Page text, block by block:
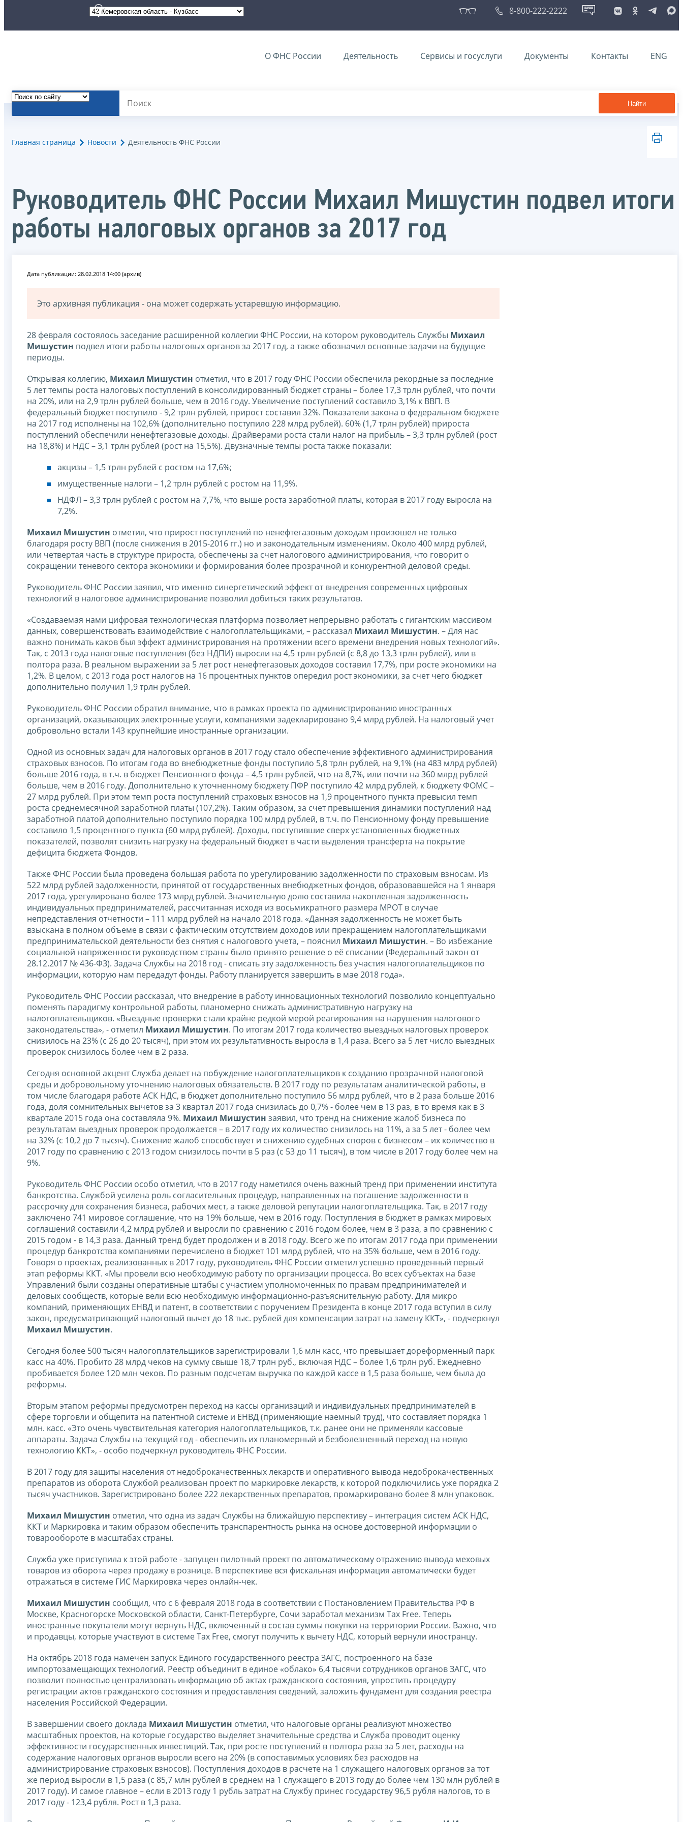
8-800-222-2222
О ФНС России Деятельность Сервисы и госуслуги Документы Контакты ENG
Найти
Главная страница Новости Деятельность ФНС России
Руководитель ФНС России Михаил Мишустин подвел итоги
работы налоговых органов за 2017 год
Дата публикации: 28.02.2018 14:00 (архив)
Это архивная публикация - она может содержать устаревшую информацию.
28 февраля состоялось заседание расширенной коллегии ФНС России, на котором руководитель Службы Михаил
Мишустин подвел итоги работы налоговых органов за 2017 год, а также обозначил основные задачи на будущие
периоды.
Открывая коллегию, Михаил Мишустин отметил, что в 2017 году ФНС России обеспечила рекордные за последние
5 лет темпы роста налоговых поступлений в консолидированный бюджет страны – более 17,3 трлн рублей, что почти
на 20%, или на 2,9 трлн рублей больше, чем в 2016 году. Увеличение поступлений составило 3,1% к ВВП. В
федеральный бюджет поступило - 9,2 трлн рублей, прирост составил 32%. Показатели закона о федеральном бюджете
на 2017 год исполнены на 102,6% (дополнительно поступило 228 млрд рублей). 60% (1,7 трлн рублей) прироста
поступлений обеспечили ненефтегазовые доходы. Драйверами роста стали налог на прибыль – 3,3 трлн рублей (рост
на 18,8%) и НДС – 3,1 трлн рублей (рост на 15,5%). Двузначные темпы роста также показали:
акцизы – 1,5 трлн рублей с ростом на 17,6%;
имущественные налоги – 1,2 трлн рублей с ростом на 11,9%.
НДФЛ – 3,3 трлн рублей с ростом на 7,7%, что выше роста заработной платы, которая в 2017 году выросла на
7,2%.
Михаил Мишустин отметил, что прирост поступлений по ненефтегазовым доходам произошел не только
благодаря росту ВВП (после снижения в 2015-2016 гг.) но и законодательным изменениям. Около 400 млрд рублей,
или четвертая часть в структуре прироста, обеспечены за счет налогового администрирования, что говорит о
сокращении теневого сектора экономики и формирования более прозрачной и конкурентной деловой среды.
Руководитель ФНС России заявил, что именно синергетический эффект от внедрения современных цифровых
технологий в налоговое администрирование позволил добиться таких результатов.
«Создаваемая нами цифровая технологическая платформа позволяет непрерывно работать с гигантским массивом
данных, совершенствовать взаимодействие с налогоплательщиками, – рассказал Михаил Мишустин. – Для нас
важно понимать каков был эффект администрирования на протяжении всего времени внедрения новых технологий».
Так, с 2013 года налоговые поступления (без НДПИ) выросли на 4,5 трлн рублей (с 8,8 до 13,3 трлн рублей), или в
полтора раза. В реальном выражении за 5 лет рост ненефтегазовых доходов составил 17,7%, при росте экономики на
1,2%. В целом, с 2013 года рост налогов на 16 процентных пунктов опередил рост экономики, за счет чего бюджет
дополнительно получил 1,9 трлн рублей.
Руководитель ФНС России обратил внимание, что в рамках проекта по администрированию иностранных
организаций, оказывающих электронные услуги, компаниями задекларировано 9,4 млрд рублей. На налоговый учет
добровольно встали 143 крупнейшие иностранные организации.
Одной из основных задач для налоговых органов в 2017 году стало обеспечение эффективного администрирования
страховых взносов. По итогам года во внебюджетные фонды поступило 5,8 трлн рублей, на 9,1% (на 483 млрд рублей)
больше 2016 года, в т.ч. в бюджет Пенсионного фонда – 4,5 трлн рублей, что на 8,7%, или почти на 360 млрд рублей
больше, чем в 2016 году. Дополнительно к уточненному бюджету ПФР поступило 42 млрд рублей, к бюджету ФОМС –
27 млрд рублей. При этом темп роста поступлений страховых взносов на 1,9 процентного пункта превысил темп
роста среднемесячной заработной платы (107,2%). Таким образом, за счет превышения динамики поступлений над
заработной платой дополнительно поступило порядка 100 млрд рублей, в т.ч. по Пенсионному фонду превышение
составило 1,5 процентного пункта (60 млрд рублей). Доходы, поступившие сверх установленных бюджетных
показателей, позволят снизить нагрузку на федеральный бюджет в части выделения трансферта на покрытие
дефицита бюджета Фондов.
Также ФНС России была проведена большая работа по урегулированию задолженности по страховым взносам. Из
522 млрд рублей задолженности, принятой от государственных внебюджетных фондов, образовавшейся на 1 января
2017 года, урегулировано более 173 млрд рублей. Значительную долю составила накопленная задолженность
индивидуальных предпринимателей, рассчитанная исходя из восьмикратного размера МРОТ в случае
непредставления отчетности – 111 млрд рублей на начало 2018 года. «Данная задолженность не может быть
взыскана в полном объеме в связи с фактическим отсутствием доходов или прекращением налогоплательщиками
предпринимательской деятельности без снятия с налогового учета, – пояснил Михаил Мишустин. – Во избежание
социальной напряженности руководством страны было принято решение о её списании (Федеральный закон от
28.12.2017 № 436-ФЗ). Задача Службы на 2018 год - списать эту задолженность без участия налогоплательщиков по
информации, которую нам передадут фонды. Работу планируется завершить в мае 2018 года».
Руководитель ФНС России рассказал, что внедрение в работу инновационных технологий позволило концептуально
поменять парадигму контрольной работы, планомерно снижать административную нагрузку на
налогоплательщиков. «Выездные проверки стали крайне редкой мерой реагирования на нарушения налогового
законодательства», - отметил Михаил Мишустин. По итогам 2017 года количество выездных налоговых проверок
снизилось на 23% (с 26 до 20 тысяч), при этом их результативность выросла в 1,4 раза. Всего за 5 лет число выездных
проверок снизилось более чем в 2 раза.
Сегодня основной акцент Служба делает на побуждение налогоплательщиков к созданию прозрачной налоговой
среды и добровольному уточнению налоговых обязательств. В 2017 году по результатам аналитической работы, в
том числе благодаря работе АСК НДС, в бюджет дополнительно поступило 56 млрд рублей, что в 2 раза больше 2016
года, доля сомнительных вычетов за 3 квартал 2017 года снизилась до 0,7% - более чем в 13 раз, в то время как в 3
квартале 2015 года она составляла 9%. Михаил Мишустин заявил, что тренд на снижение жалоб бизнеса по
результатам выездных проверок продолжается – в 2017 году их количество снизилось на 11%, а за 5 лет - более чем
на 32% (с 10,2 до 7 тысяч). Снижение жалоб способствует и снижению судебных споров с бизнесом – их количество в
2017 году по сравнению с 2013 годом снизилось почти в 5 раз (с 53 до 11 тысяч), в том числе в 2017 году более чем на
9%.
Руководитель ФНС России особо отметил, что в 2017 году наметился очень важный тренд при применении института
банкротства. Службой усилена роль согласительных процедур, направленных на погашение задолженности в
рассрочку для сохранения бизнеса, рабочих мест, а также деловой репутации налогоплательщика. Так, в 2017 году
заключено 741 мировое соглашение, что на 19% больше, чем в 2016 году. Поступления в бюджет в рамках мировых
соглашений составили 4,2 млрд рублей и выросли по сравнению с 2016 годом более, чем в 3 раза, а по сравнению с
2015 годом - в 14,3 раза. Данный тренд будет продолжен и в 2018 году. Всего же по итогам 2017 года при применении
процедур банкротства компаниями перечислено в бюджет 101 млрд рублей, что на 35% больше, чем в 2016 году.
Говоря о проектах, реализованных в 2017 году, руководитель ФНС России отметил успешно проведенный первый
этап реформы ККТ. «Мы провели всю необходимую работу по организации процесса. Во всех субъектах на базе
Управлений были созданы оперативные штабы с участием уполномоченных по правам предпринимателей и
деловых сообществ, которые вели всю необходимую информационно-разъяснительную работу. Для микро
компаний, применяющих ЕНВД и патент, в соответствии с поручением Президента в конце 2017 года вступил в силу
закон, предусматривающий налоговый вычет до 18 тыс. рублей для компенсации затрат на замену ККТ», - подчеркнул
Михаил Мишустин.
Сегодня более 500 тысяч налогоплательщиков зарегистрировали 1,6 млн касс, что превышает дореформенный парк
касс на 40%. Пробито 28 млрд чеков на сумму свыше 18,7 трлн руб., включая НДС – более 1,6 трлн руб. Ежедневно
пробивается более 120 млн чеков. По разным подсчетам выручка по каждой кассе в 1,5 раза больше, чем была до
реформы.
Вторым этапом реформы предусмотрен переход на кассы организаций и индивидуальных предпринимателей в
сфере торговли и общепита на патентной системе и ЕНВД (применяющие наемный труд), что составляет порядка 1
млн. касс. «Это очень чувствительная категория налогоплательщиков, т.к. ранее они не применяли кассовые
аппараты. Задача Службы на текущий год - обеспечить их планомерный и безболезненный переход на новую
технологию ККТ», - особо подчеркнул руководитель ФНС России.
В 2017 году для защиты населения от недоброкачественных лекарств и оперативного вывода недоброкачественных
препаратов из оборота Службой реализован проект по маркировке лекарств, к которой подключились уже порядка 2
тысяч участников. Зарегистрировано более 222 лекарственных препаратов, промаркировано более 8 млн упаковок.
Михаил Мишустин отметил, что одна из задач Службы на ближайшую перспективу – интеграция систем АСК НДС,
ККТ и Маркировка и таким образом обеспечить транспарентность рынка на основе достоверной информации о
товарообороте в масштабах страны.
Служба уже приступила к этой работе - запущен пилотный проект по автоматическому отражению вывода меховых
товаров из оборота через продажу в рознице. В перспективе вся фискальная информация автоматически будет
отражаться в системе ГИС Маркировка через онлайн-чек.
Михаил Мишустин сообщил, что с 6 февраля 2018 года в соответствии с Постановлением Правительства РФ в
Москве, Красногорске Московской области, Санкт-Петербурге, Сочи заработал механизм Tax Free. Теперь
иностранные покупатели могут вернуть НДС, включенный в состав суммы покупки на территории России. Важно, что
и продавцы, которые участвуют в системе Tax Free, смогут получить к вычету НДС, который вернули иностранцу.
На октябрь 2018 года намечен запуск Единого государственного реестра ЗАГС, построенного на базе
импортозамещающих технологий. Реестр объединит в единое «облако» 6,4 тысячи сотрудников органов ЗАГС, что
позволит полностью централизовать информацию об актах гражданского состояния, упростить процедуру
регистрации актов гражданского состояния и предоставления сведений, заложить фундамент для создания реестра
населения Российской Федерации.
В завершении своего доклада Михаил Мишустин отметил, что налоговые органы реализуют множество
масштабных проектов, на которые государство выделяет значительные средства и Служба проводит оценку
эффективности государственных инвестиций. Так, при росте поступлений в полтора раза за 5 лет, расходы на
содержание налоговых органов выросли всего на 20% (в сопоставимых условиях без расходов на
администрирование страховых взносов). Поступления доходов в расчете на 1 служащего налоговых органов за тот
же период выросли в 1,5 раза (с 85,7 млн рублей в среднем на 1 служащего в 2013 году до более чем 130 млн рублей в
2017 году). И самое главное – если в 2013 году 1 рубль затрат на Службу принес государству 96,5 рубля налогов, то в
2017 году - 123,4 рубля. Рост в 1,3 раза.